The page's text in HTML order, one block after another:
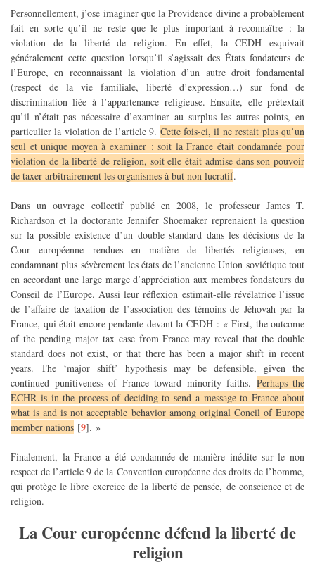
Personnellement, j’ose imaginer que la Providence divine a probablement
fait en sorte qu’il ne reste que le plus important à reconnaître : la
violation de la liberté de religion. En effet, la CEDH esquivait
généralement cette question lorsqu’il s’agissait des États fondateurs de
l’Europe, en reconnaissant la violation d’un autre droit fondamental
(respect de la vie familiale, liberté d’expression…) sur fond de
discrimination liée à l’appartenance religieuse. Ensuite, elle prétextait
qu’il n’était pas nécessaire d’examiner au surplus les autres points, en
particulier la violation de l’article 9. Cette fois-ci, il ne restait plus qu’un
seul et unique moyen à examiner : soit la France était condamnée pour
violation de la liberté de religion, soit elle était admise dans son pouvoir
de taxer arbitrairement les organismes à but non lucratif.
Dans un ouvrage collectif publié en 2008, le professeur James T.
Richardson et la doctorante Jennifer Shoemaker reprenaient la question
sur la possible existence d’un double standard dans les décisions de la
Cour européenne rendues en matière de libertés religieuses, en
condamnant plus sévèrement les états de l’ancienne Union soviétique tout
en accordant une large marge d’appréciation aux membres fondateurs du
Conseil de l’Europe. Aussi leur réflexion estimait-elle révélatrice l’issue
de l’affaire de taxation de l’association des témoins de Jéhovah par la
France, qui était encore pendante devant la CEDH : « First, the outcome
of the pending major tax case from France may reveal that the double
standard does not exist, or that there has been a major shift in recent
years. The ‘major shift’ hypothesis may be defensible, given the
continued punitiveness of France toward minority faiths. Perhaps the
ECHR is in the process of deciding to send a message to France about
what is and is not acceptable behavior among original Concil of Europe
member nations [9]. »
Finalement, la France a été condamnée de manière inédite sur le non
respect de l’article 9 de la Convention européenne des droits de l’homme,
qui protège le libre exercice de la liberté de pensée, de conscience et de
religion.
La Cour européenne défend la liberté de
religion